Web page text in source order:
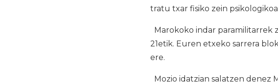
tratu txar fisiko zein
Marokoko indar paramilitarrek
21etik. Euren etxeko sarrera
ere.
Mozio idatzian salatzen denez